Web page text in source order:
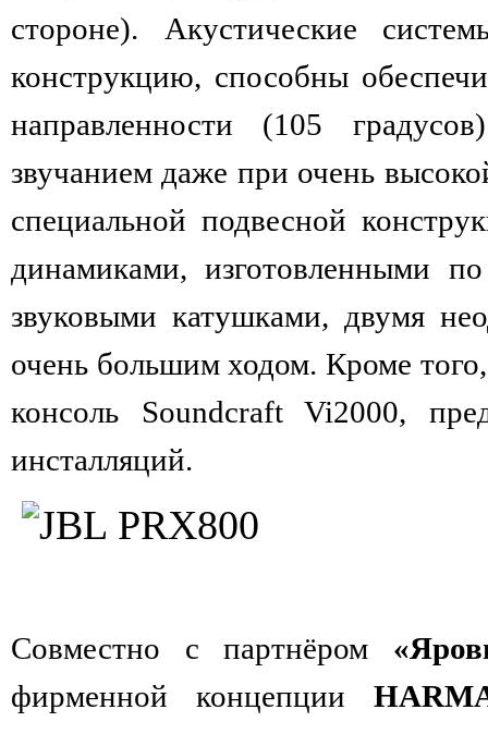
стороне). Акустические
конструкцию, способны
направленности (105
звучанием даже при очень
специальной подвесной
динамиками, изготовленными
звуковыми катушками, двумя
очень большим ходом. Кроме
консоль Soundcraft Vi2000,
инсталляций.
Совместно с партнёром
фирменной концепции